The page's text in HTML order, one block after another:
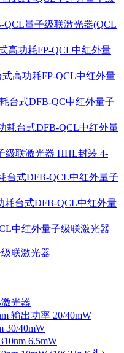
QCL量子级联激光器(QCL
高功耗FP-QCL中红外量
式高功耗FP-QCL中红外量
台式DFB-QC中红外量子
耗台式DFB-QCL中红外量
级联激光器 HHL封装 4-
台式DFB-QCL中红外量子
耗台式DFB-QCL中红外量
中红外量子级联激光器
联激光器
光器
输出功率 20/40mW
30/40mW
6.5mW